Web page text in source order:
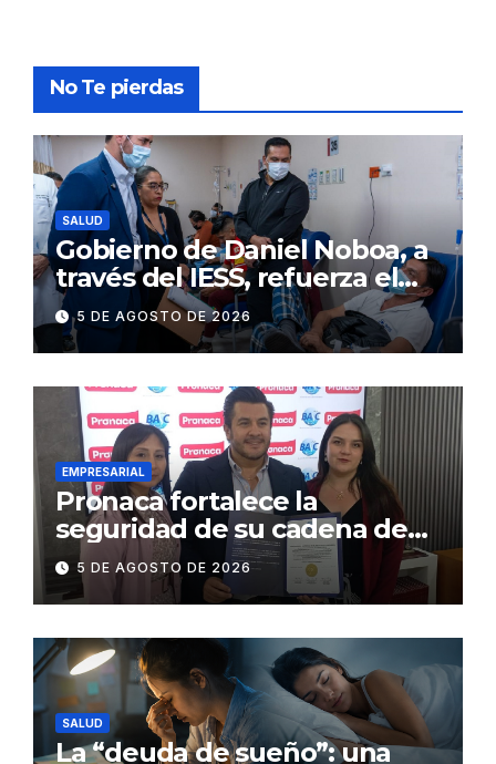
No Te pierdas
SALUD
Gobierno de Daniel Noboa, a
través del IESS, refuerza el
abastecimiento de insulina
en 86 establecimientos de
salud
5 DE AGOSTO DE 2026
EMPRESARIAL
Pronaca fortalece la
seguridad de su cadena de
suministro con certificación
BASC en dos plantas
5 DE AGOSTO DE 2026
SALUD
La “deuda de sueño”: una